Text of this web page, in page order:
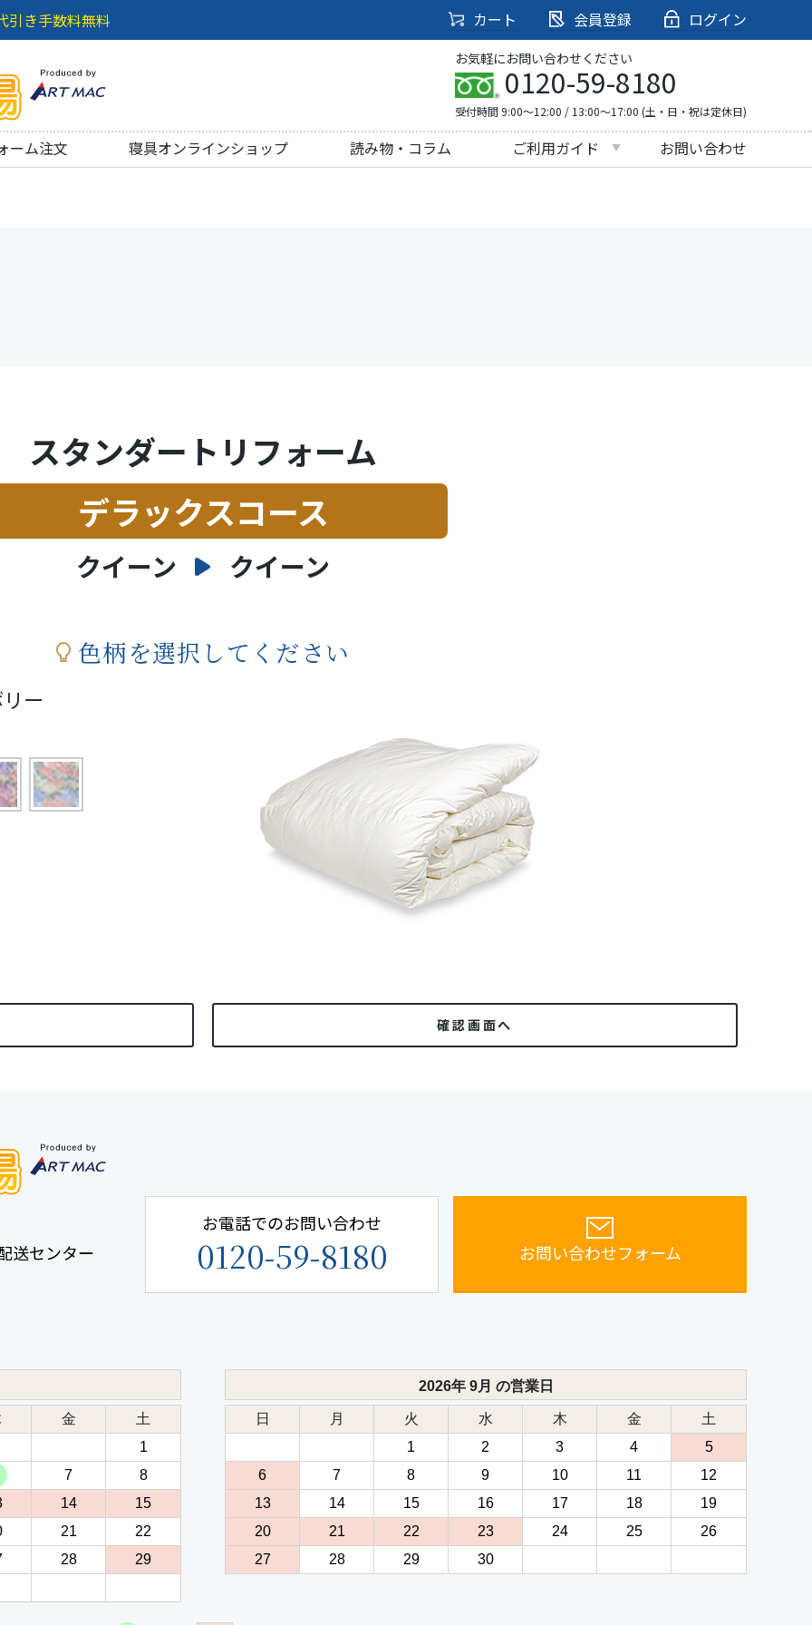
引き手数料無料 カート 会員登録 ログイン
お気軽にお問い合わせください
0120-59-8180
受付時間 9:00～12:00 / 13:00～17:00 (土・日・祝は定休日)
ーム注文 寝具オンラインショップ 読み物・コラム ご利用ガイド お問い合わせ
スタンダートリフォーム
デラックスコース
クイーン クイーン
色柄を選択してください
ー
確認画面へ
送センター
お電話でのお問い合わせ
0120-59-8180 お問い合わせフォーム